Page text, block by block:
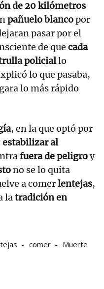
de 20 kilómetros
pañuelo blancopor
pasar por el
de que cada
policiallo
lo que pasaba,
lo más rápido
, en la que optó por
estabilizar al
fuera de peligroy
no se lo quita
a comerlentejas,
latradición en
comer Muerte